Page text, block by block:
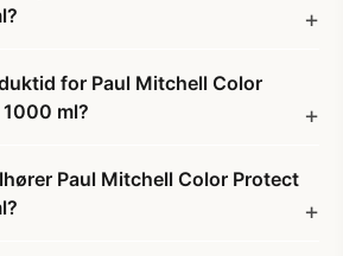
for Paul Mitchell Color
ml?
Paul Mitchell Color Protect